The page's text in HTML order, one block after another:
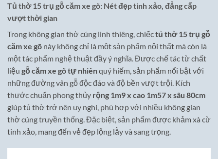
Tủ thờ 15 trụ gỗ căm xe gõ: Nét đẹp tinh xảo, đẳng cấp
vượt thời gian
Trong không gian thờ cúng linh thiêng, chiếctủ thờ 15 trụ gỗ
căm xe gõ này không chỉ là một sản phẩm nội thất mà còn là
một tác phẩm nghệ thuật đầy ý nghĩa. Được chế tác từ chất
liệu gỗ căm xe gõ tự nhiênquý hiếm, sản phẩm nổi bật với
những đường vân gỗ độc đáo và độ bền vượt trội. Kích
thước chuẩn phong thủy rộng 1m9 x cao 1m57 x sâu 80cm
giúp tủ thờ trở nên uy nghi, phù hợp với nhiều không gian
thờ cúng truyền thống. Đặc biệt, sản phẩm được khảm xà cừ
tinh xảo, mang đến vẻ đẹp lộng lẫy và sang trọng.